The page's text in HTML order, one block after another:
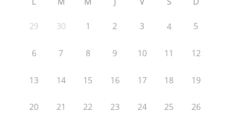
29 30 1 2 3 4 5
6 7 8 9 10 11 12
13 14 15 16 17 18 19
20 21 22 23 24 25 26